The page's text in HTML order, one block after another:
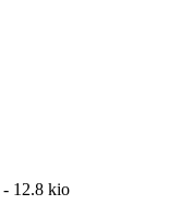
- 12.8 kio